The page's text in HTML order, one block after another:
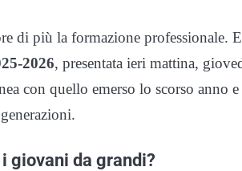
di più la formazione professionale.
2026, presentata ieri mattina,
con quello emerso lo scorso anno
giovani da grandi?